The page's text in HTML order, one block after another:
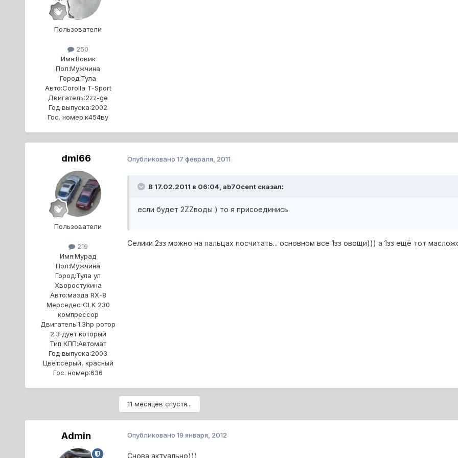
Пользователи
250
Имя:Вовик
Пол:Мужчина
Город:Тула
Авто:Corolla T-Sport
Двигатель:2zz-ge
Год выпуска:2002
Гос. номер:к454ву
dml66
Пользователи
219
Имя:Мурад
Пол:Мужчина
Город:Тула ул
Хворостухина
Авто:мазда RX-8
Мерседес CLK 230
компрессор
Двигатель:1.3hp ротор
2.3 дует который
Тип КПП:Автомат
Год выпуска:2003
Цвет:серый, красный
Гос. номер:636
Опубликовано 17 февраля, 2011
В 17.02.2011 в 06:04, ab70cent сказал:
если будет 2ZZводы ) то я присоединись
Селики 2зз можно на пальцах посчитать... основном все 1зз овощи))) а 1зз ещё тот
11 месяцев спустя...
Admin Опубликовано 19 января, 2012
Снова актуально)))